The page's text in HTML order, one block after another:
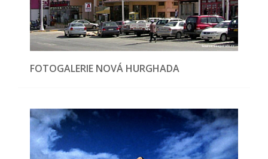
FOTOGALERIE NOVÁ HURGHADA